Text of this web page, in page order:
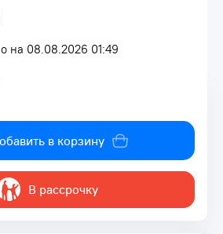
на 08.08.2026 01:49
в корзину
В рассрочку